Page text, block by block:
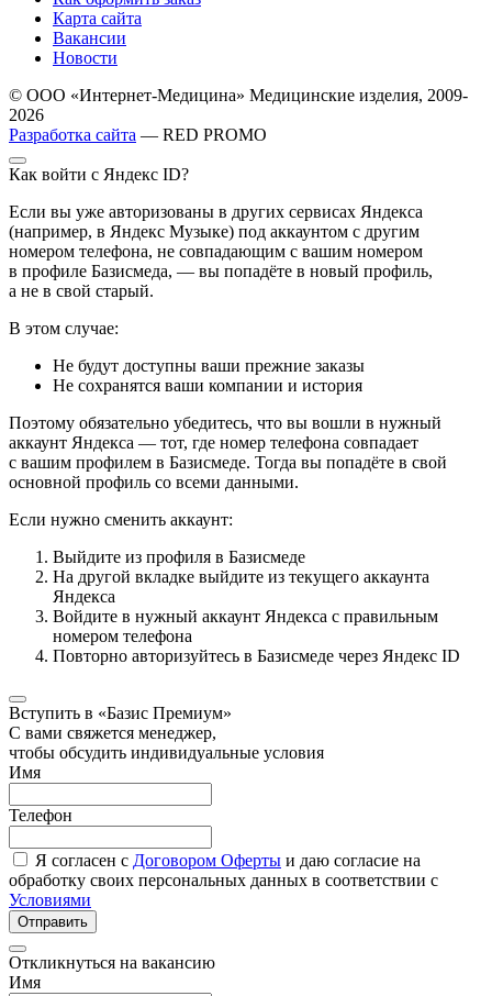
Карта сайта
Вакансии
Новости
© ООО «Интернет-Медицина» Медицинские изделия, 2009-
2026
Разработка сайта — RED PROMO
Как войти с Яндекс ID?
Если вы уже авторизованы в других сервисах Яндекса
(например, в Яндекс Музыке) под аккаунтом с другим
номером телефона, не совпадающим с вашим номером
в профиле Базисмеда, — вы попадёте в новый профиль,
а не в свой старый.
В этом случае:
Не будут доступны ваши прежние заказы
Не сохранятся ваши компании и история
Поэтому обязательно убедитесь, что вы вошли в нужный
аккаунт Яндекса — тот, где номер телефона совпадает
с вашим профилем в Базисмеде. Тогда вы попадёте в свой
основной профиль со всеми данными.
Если нужно сменить аккаунт:
Выйдите из профиля в Базисмеде
На другой вкладке выйдите из текущего аккаунта
Яндекса
Войдите в нужный аккаунт Яндекса с правильным
номером телефона
Повторно авторизуйтесь в Базисмеде через Яндекс ID
Вступить в «Базис Премиум»
С вами свяжется менеджер,
чтобы обсудить индивидуальные условия
Имя
Телефон
Я согласен с Договором Оферты и даю согласие на
обработку своих персональных данных в соответствии с
Условиями
Отправить
Откликнуться на вакансию
Имя